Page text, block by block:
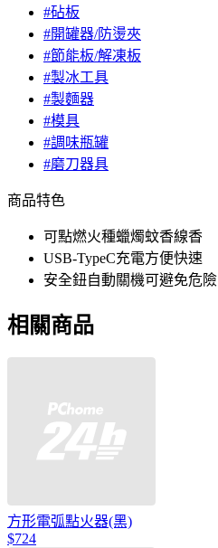
#砧板
#開罐器/防燙夾
#節能板/解凍板
#製冰工具
#製麵器
#模具
#調味瓶罐
#磨刀器具
商品特色
可點燃火種蠟燭蚊香線香
USB-TypeC充電方便快速
安全鈕自動關機可避免危險
相關商品
方形電弧點火器(黑)
$724